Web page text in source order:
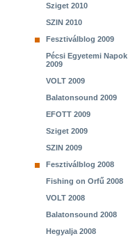
Sziget 2010
SZIN 2010
Fesztiválblog 2009
Pécsi Egyetemi Napok
2009
VOLT 2009
Balatonsound 2009
EFOTT 2009
Sziget 2009
SZIN 2009
Fesztiválblog 2008
Fishing on Orfű 2008
VOLT 2008
Balatonsound 2008
Hegyalja 2008